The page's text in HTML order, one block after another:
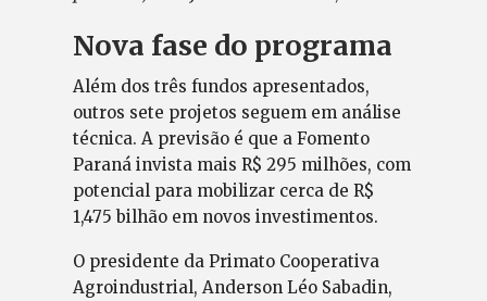
Nova fase do programa
Além dos três fundos apresentados,
outros sete projetos seguem em análise
técnica. A previsão é que a Fomento
Paraná invista mais R$ 295 milhões, com
potencial para mobilizar cerca de R$
1,475 bilhão em novos investimentos.
O presidente da Primato Cooperativa
Agroindustrial, Anderson Léo Sabadin,